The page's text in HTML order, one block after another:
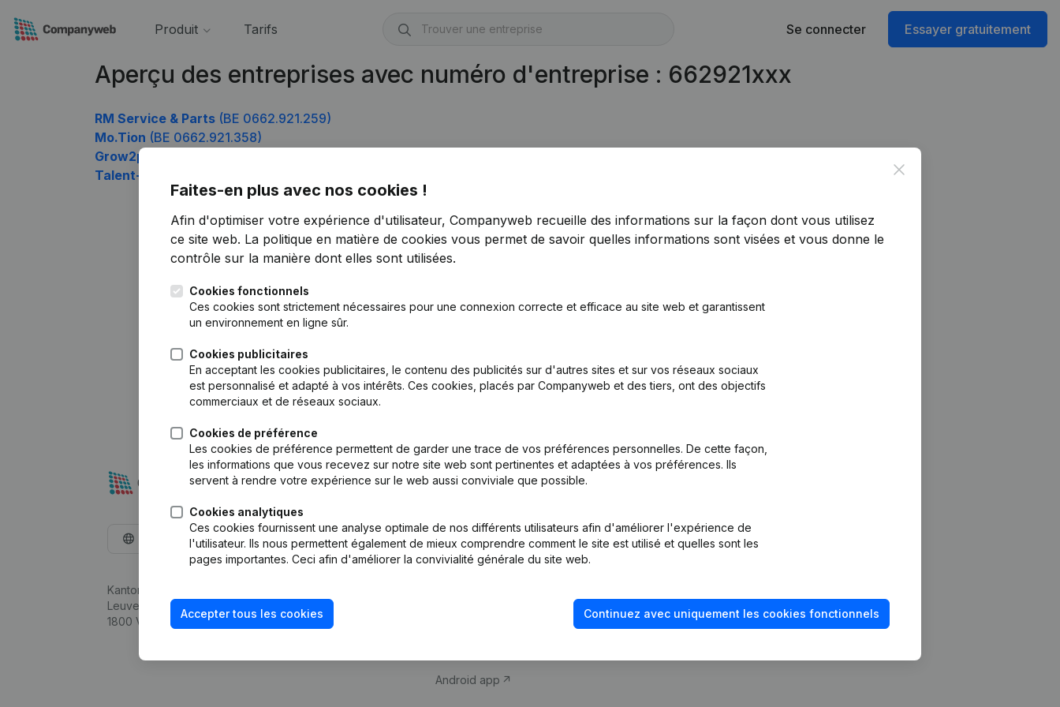
Produit Tarifs Se connecter Essayer gratuitement
Aperçu des entreprises avec numéro d'entreprise : 662921xxx
RM Service & Parts (BE 0662.921.259)
Mo.Tion (BE 0662.921.358)
Grow2potential
Talent-ize
Close
Faites-en plus avec nos cookies !
Afin d'optimiser votre expérience d'utilisateur, Companyweb recueille des informations sur la façon dont vous utilisez
ce site web. La politique en matière de cookies vous permet de savoir quelles informations sont visées et vous donne le
contrôle sur la manière dont elles sont utilisées.
Cookies fonctionnels
Ces cookies sont strictement nécessaires pour une connexion correcte et efficace au site web et garantissent
un environnement en ligne sûr.
Cookies publicitaires
En acceptant les cookies publicitaires, le contenu des publicités sur d'autres sites et sur vos réseaux sociaux
est personnalisé et adapté à vos intérêts. Ces cookies, placés par Companyweb et des tiers, ont des objectifs
commerciaux et de réseaux sociaux.
Cookies de préférence
Les cookies de préférence permettent de garder une trace de vos préférences personnelles. De cette façon,
les informations que vous recevez sur notre site web sont pertinentes et adaptées à vos préférences. Ils
servent à rendre votre expérience sur le web aussi conviviale que possible.
Cookies analytiques
Ces cookies fournissent une analyse optimale de nos différents utilisateurs afin d'améliorer l'expérience de
l'utilisateur. Ils nous permettent également de mieux comprendre comment le site est utilisé et quelles sont les
pages importantes. Ceci afin d'améliorer la convivialité générale du site web.
Accepter tous les cookies Continuez avec uniquement les cookies fonctionnels
Français
Kantorenpark Everest
Leuvensesteenweg 248D,
1800 Vilvoorde
Produit
d’entreprise
Monitoring
Android app
fraude
Consulter des comptes annuels
Vérification de la solvabilité